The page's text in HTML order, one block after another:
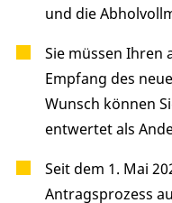
und die
Sie müssen Ihren
Empfang des
Wunsch können
entwertet als
Seit dem 1. Mai
Antragsprozess